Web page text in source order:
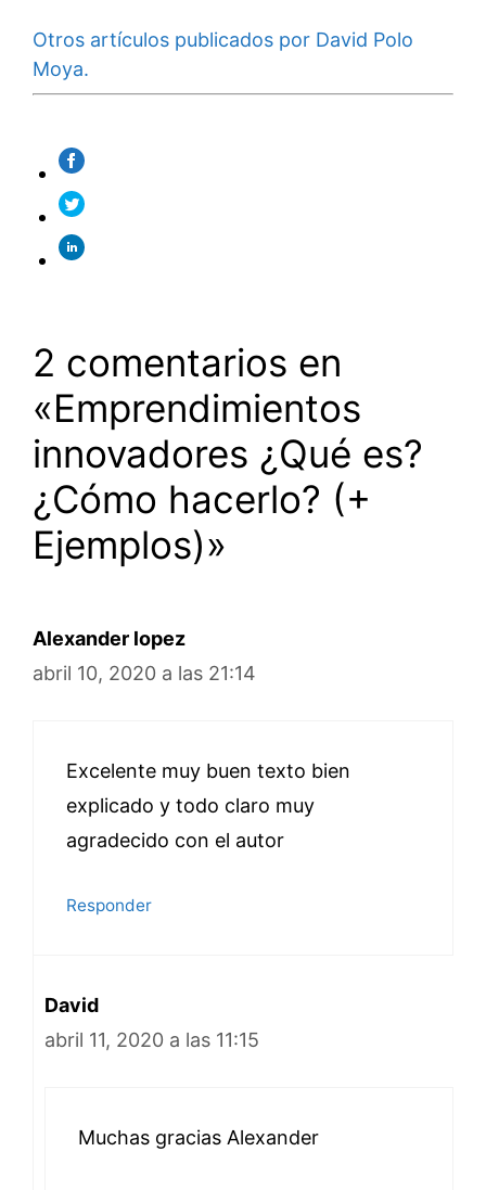
Otros artículos publicados por David Polo
Moya.
2 comentarios en
«Emprendimientos
innovadores ¿Qué es?
¿Cómo hacerlo? (+
Ejemplos)»
Alexander lopez
abril 10, 2020 a las 21:14
Excelente muy buen texto bien
explicado y todo claro muy
agradecido con el autor
Responder
David
abril 11, 2020 a las 11:15
Muchas gracias Alexander